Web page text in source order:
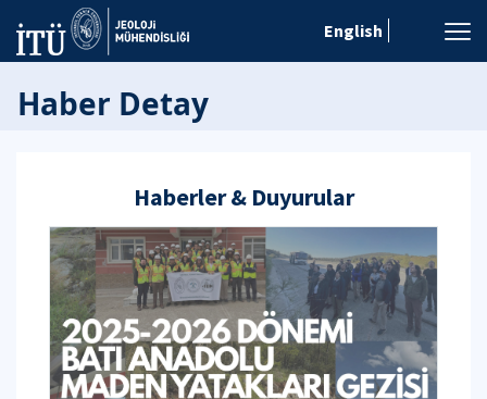
English
Haber Detay
Haberler & Duyurular